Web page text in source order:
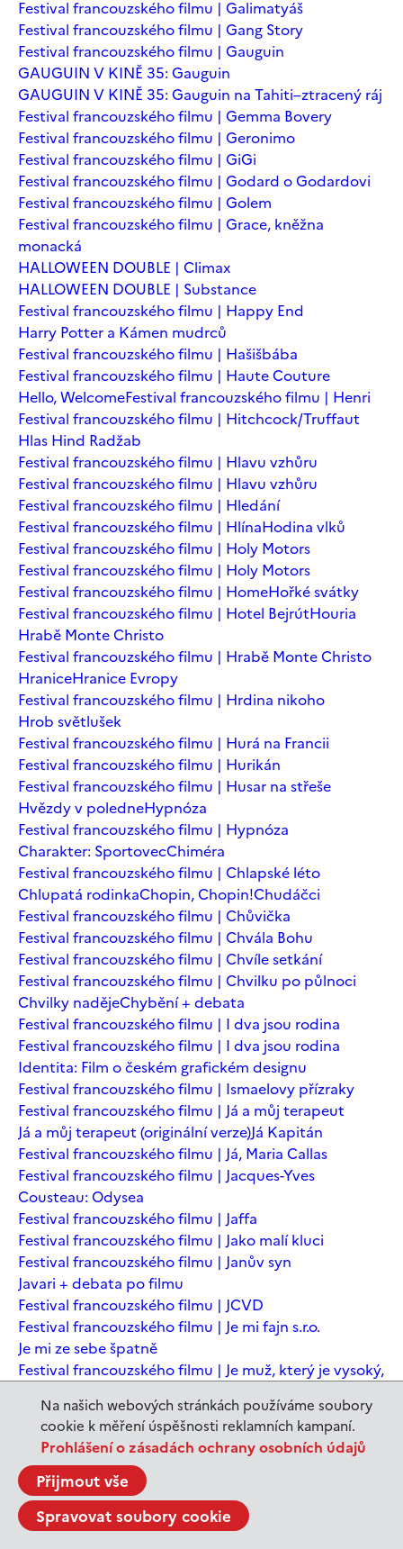
Na našich webových stránkách používáme soubory
cookie k měření úspěšnosti reklamních kampaní.
Prohlášení o zásadách ochrany osobních údajů
Přijmout vše
Spravovat soubory cookie
Festival francouzského filmu | Galimatyáš
Festival francouzského filmu | Gang Story
Festival francouzského filmu | Gauguin
GAUGUIN V KINĚ 35: Gauguin
GAUGUIN V KINĚ 35: Gauguin na Tahiti–ztracený ráj
Festival francouzského filmu | Gemma Bovery
Festival francouzského filmu | Geronimo
Festival francouzského filmu | GiGi
Festival francouzského filmu | Godard o Godardovi
Festival francouzského filmu | Golem
Festival francouzského filmu | Grace, kněžna
monacká
HALLOWEEN DOUBLE | Climax
HALLOWEEN DOUBLE | Substance
Festival francouzského filmu | Happy End
Harry Potter a Kámen mudrců
Festival francouzského filmu | Hašišbába
Festival francouzského filmu | Haute Couture
Hello, WelcomeFestival francouzského filmu | Henri
Festival francouzského filmu | Hitchcock/Truffaut
Hlas Hind Radžab
Festival francouzského filmu | Hlavu vzhůru
Festival francouzského filmu | Hlavu vzhůru
Festival francouzského filmu | Hledání
Festival francouzského filmu | HlínaHodina vlků
Festival francouzského filmu | Holy Motors
Festival francouzského filmu | Holy Motors
Festival francouzského filmu | HomeHořké svátky
Festival francouzského filmu | Hotel BejrútHouria
Hrabě Monte Christo
Festival francouzského filmu | Hrabě Monte Christo
HraniceHranice Evropy
Festival francouzského filmu | Hrdina nikoho
Hrob světlušek
Festival francouzského filmu | Hurá na Francii
Festival francouzského filmu | Hurikán
Festival francouzského filmu | Husar na střeše
Hvězdy v poledneHypnóza
Festival francouzského filmu | Hypnóza
Charakter: SportovecChiméra
Festival francouzského filmu | Chlapské léto
Chlupatá rodinkaChopin, Chopin!Chudáčci
Festival francouzského filmu | Chůvička
Festival francouzského filmu | Chvála Bohu
Festival francouzského filmu | Chvíle setkání
Festival francouzského filmu | Chvilku po půlnoci
Chvilky nadějeChybění + debata
Festival francouzského filmu | I dva jsou rodina
Festival francouzského filmu | I dva jsou rodina
Identita: Film o českém grafickém designu
Festival francouzského filmu | Ismaelovy přízraky
Festival francouzského filmu | Já a můj terapeut
Já a můj terapeut (originální verze)Já Kapitán
Festival francouzského filmu | Já, Maria Callas
Festival francouzského filmu | Jacques-Yves
Cousteau: Odysea
Festival francouzského filmu | Jaffa
Festival francouzského filmu | Jako malí kluci
Festival francouzského filmu | Janův syn
Javari + debata po filmu
Festival francouzského filmu | JCVD
Festival francouzského filmu | Je mi fajn s.r.o.
Je mi ze sebe špatně
Festival francouzského filmu | Je muž, který je vysoký,
Chomským
Festival francouzského filmu | Je to jen konec světa
Festival francouzského filmu | Je to jen konec světa
Festival francouzského filmu | Jeanne du Barry -
Králova milenka
Jeanne du Barry – Králova milenka